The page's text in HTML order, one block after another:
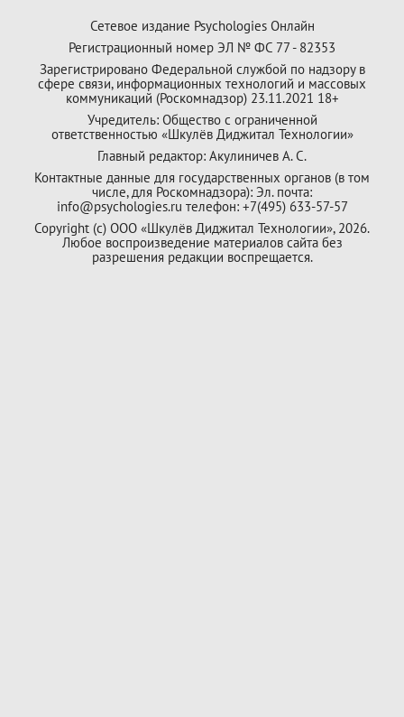
Сетевое издание Psychologies Онлайн
Регистрационный номер ЭЛ № ФС 77 - 82353
Зарегистрировано Федеральной службой по надзору в
сфере связи, информационных технологий и массовых
коммуникаций (Роскомнадзор) 23.11.2021 18+
Учредитель: Общество с ограниченной
ответственностью «Шкулёв Диджитал Технологии»
Главный редактор: Акулиничев А. С.
Контактные данные для государственных органов (в том
числе, для Роскомнадзора): Эл. почта:
info@psychologies.ru телефон: +7(495) 633-57-57
Copyright (с) ООО «Шкулёв Диджитал Технологии», 2026.
Любое воспроизведение материалов сайта без
разрешения редакции воспрещается.